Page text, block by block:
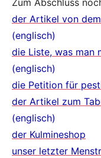
Zum Abschluss
der Artikel von
(englisch)
die Liste, was man
(englisch)
die Petition für
der Artikel zum
(englisch)
der Kulmineshop
unser letzter